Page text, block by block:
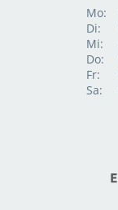
Mo:
Di:
Mi:
Do:
Fr:
Sa: